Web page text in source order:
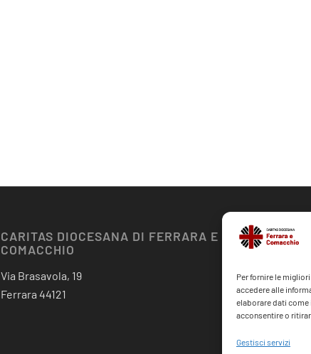
Per fornire le
accedere alle
elaborare dati come
acconsentire o
Gestisci servizi
CARITAS DIOCESANA DI FERRARA E
COMACCHIO
Via Brasavola, 19
Ferrara 44121